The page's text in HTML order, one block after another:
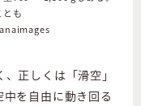
も
正しくは「滑空」
を自由に動き回る